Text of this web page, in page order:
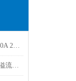
万福乐WANDFLUH电磁阀AS32060A 24V工作原理
力士乐DBETE-62/315G24K31F1V溢流阀技术参数